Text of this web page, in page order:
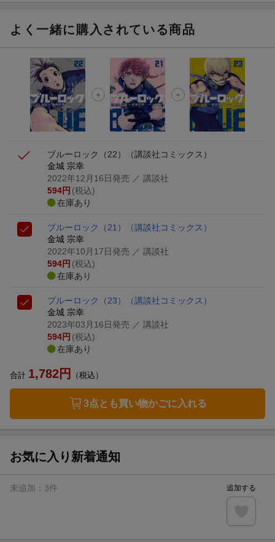
よく一緒に購入されている商品
ブルーロック（22）
（講談社コミックス）
金城 宗幸
2022年12月16日発売 ／ 講談社
594円 (税込)
在庫あり
ブルーロック（21）
（講談社コミックス）
金城 宗幸
2022年10月17日発売 ／ 講談社
594円 (税込)
在庫あり
ブルーロック（23）
（講談社コミックス）
金城 宗幸
2023年03月16日発売 ／ 講談社
594円 (税込)
在庫あり
合計 1,782円 （税込）
3点とも買い物かごに入れる
お気に入り新着通知
未追加： 3件 追加する